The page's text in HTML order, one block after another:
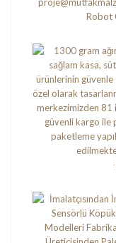
Robot